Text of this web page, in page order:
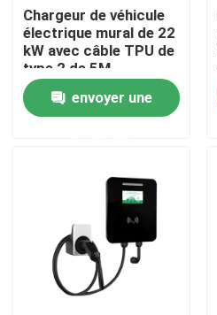
Maison
Au sujet de nous
Visite d'usine
Chargeur de véhicule
électrique mural de 22
kW avec câble TPU de
type 2 de 5M
envoyer une